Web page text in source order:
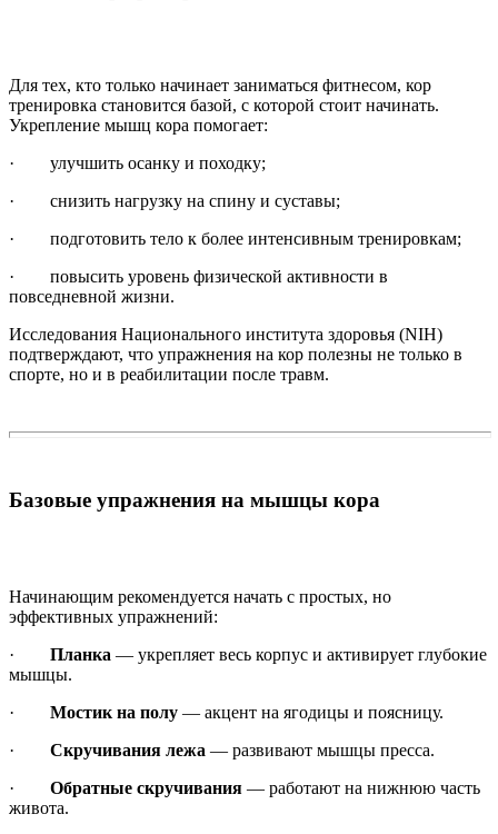
Для тех, кто только начинает заниматься фитнесом, кор
тренировка становится базой, с которой стоит начинать.
Укрепление мышц кора помогает:
· улучшить осанку и походку;
· снизить нагрузку на спину и суставы;
· подготовить тело к более интенсивным тренировкам;
· повысить уровень физической активности в
повседневной жизни.
Исследования Национального института здоровья (NIH)
подтверждают, что упражнения на кор полезны не только в
спорте, но и в реабилитации после травм.
Базовые упражнения на мышцы кора
Начинающим рекомендуется начать с простых, но
эффективных упражнений:
· Планка — укрепляет весь корпус и активирует глубокие
мышцы.
· Мостик на полу — акцент на ягодицы и поясницу.
· Скручивания лежа — развивают мышцы пресса.
· Обратные скручивания — работают на нижнюю часть
живота.